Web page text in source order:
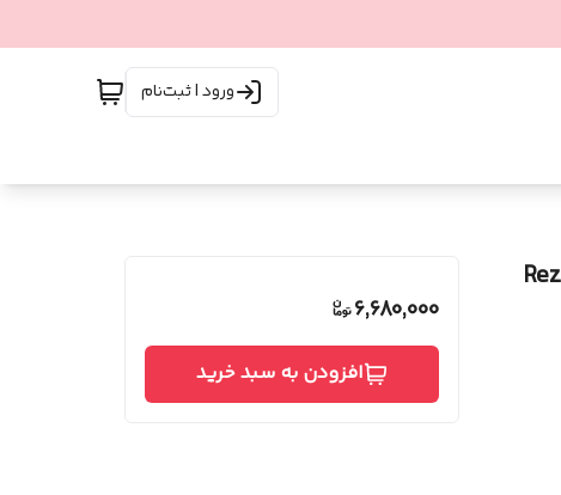
ورود | ثبت‌نام
6,680,000
افزودن به سبد خرید